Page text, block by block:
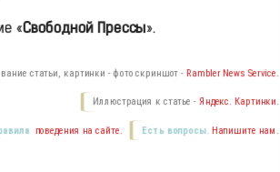
«Свободной Прессы».
статьи, картинки - фото скриншот - Rambler News Service.
Иллюстрация к статье - Яндекс. Картинки.
Есть вопросы. Напишите нам.
поведения на сайте.